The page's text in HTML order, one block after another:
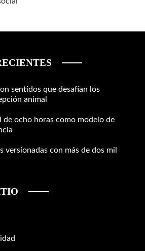
sentidos que desafían los
animal
de ocho horas como modelo de
versionadas con más de dos mil